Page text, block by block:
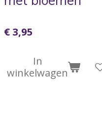
€ 3,95
In
winkelwagen